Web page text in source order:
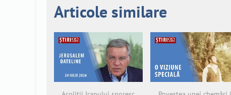
Articole similare